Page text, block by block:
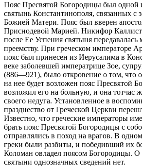
Пояс Пресвятой Богородицы был одной
святынь Константинополя, связанных с
Божией Матери. Пояс был вверен
Приснодевой Марией. Никифор Каллист
после Ее Успения святыня
преемству. При греческом императоре
пояс был принесен из Иерусалима в
веке заболевшей императрице Зое,
(886—921), было откровение о том, что
на нее будет возложен пояс Пресвятой
возложил его на больную, и она тотчас
своего недуга. Установленное в
празднество от Греческой Церкви
Известно, что греческие императоры
брать пояс Пресвятой Богородицы с
отправлялись в поход на врагов. В
греки были разбиты, и победивший их
Коломан овладел поясом Богородицы. О
святыни однозначных сведений нет.